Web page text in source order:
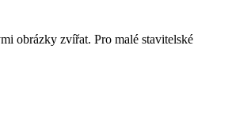
obrázky zvířat. Pro malé stavitelské